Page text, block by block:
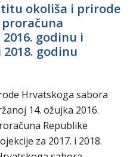
okoliša i prirode
godinu i
godinu
Hrvatskoga sabora
14. ožujka 2016.
Republike
za 2017. i 2018.